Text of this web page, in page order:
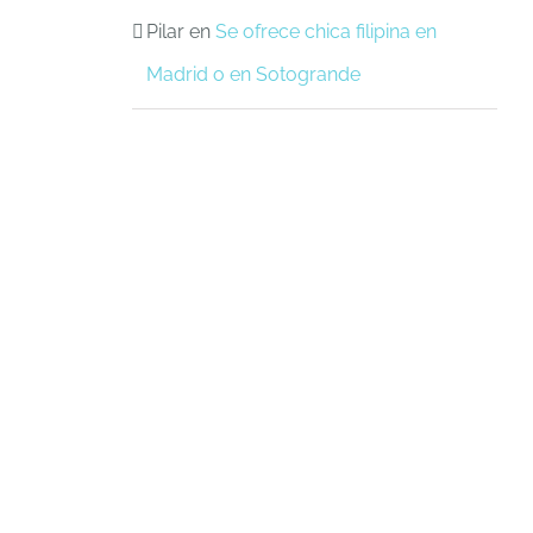
Pilaren Se ofrece chica filipina en
Madrid o en Sotogrande